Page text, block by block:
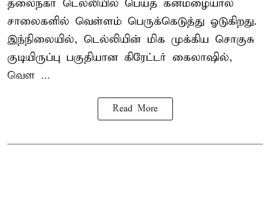
தலைநகர் டெல்லியில் பெய்த கனமழையால்
சாலைகளில் வெள்ளம் பெருக்கெடுத்து ஓடுகிறது.
இந்நிலையில், டெல்லியின் மிக முக்கிய சொகுசு
குடியிருப்பு பகுதியான கிரேட்டர் கைலாஷில்,
வெள ...
Read More